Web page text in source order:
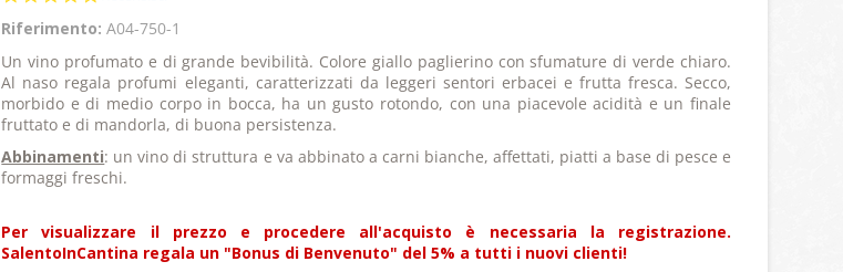
rating
Riferimento: A04-750-1
Un vino profumato e di grande bevibilità. Colore giallo paglierino con sfumature di verde chiaro.
Al naso regala profumi eleganti, caratterizzati da leggeri sentori erbacei e frutta fresca. Secco,
morbido e di medio corpo in bocca, ha un gusto rotondo, con una piacevole acidità e un finale
fruttato e di mandorla, di buona persistenza.
Abbinamenti: un vino di struttura e va abbinato a carni bianche, affettati, piatti a base di pesce e
formaggi freschi.
Per visualizzare il prezzo e procedere all'acquisto è necessaria la registrazione.
SalentoInCantina regala un "Bonus di Benvenuto" del 5% a tutti i nuovi clienti!